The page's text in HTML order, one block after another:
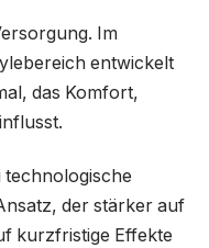
Im
entwickelt
das Komfort,
technologische
der stärker auf
kurzfristige Effekte